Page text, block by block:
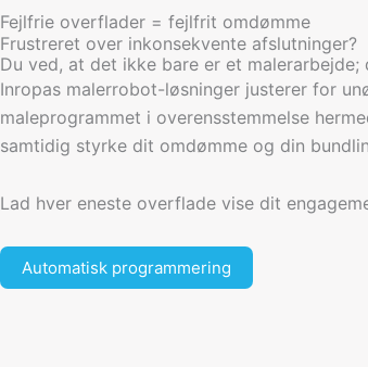
Fejlfrie overflader = fejlfrit omdømme
Frustreret over inkonsekvente afslutninger?
Du ved, at det ikke bare er et
Inropas malerrobot-løsninger justerer for
maleprogrammet i overensstemmelse
samtidig styrke dit omdømme og din
Lad hver eneste overflade vise dit
Automatisk programmering